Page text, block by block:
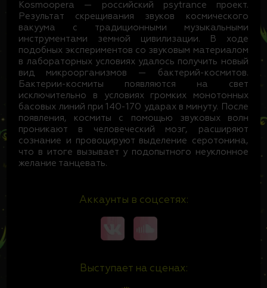
Kosmoopera — российский psytrance проект.
Результат скрещивания звуков космического
вакуума с традиционными музыкальными
инструментами земной цивилизации. В ходе
подобных экспериментов со звуковым материалом
в лабораторных условиях удалось получить новый
вид микроорганизмов — бактерий-космитов.
Бактерии-космиты появляются на свет
исключительно в условиях громких монотонных
басовых линий при 140-170 ударах в минуту. После
появления, космиты с помощью звуковых волн
проникают в человеческий мозг, расширяют
сознание и провоцируют выделение серотонина,
что в итоге вызывает у подопытного неуклонное
желание танцевать.
Аккаунты в соцсетях:
Выступает на сценах: